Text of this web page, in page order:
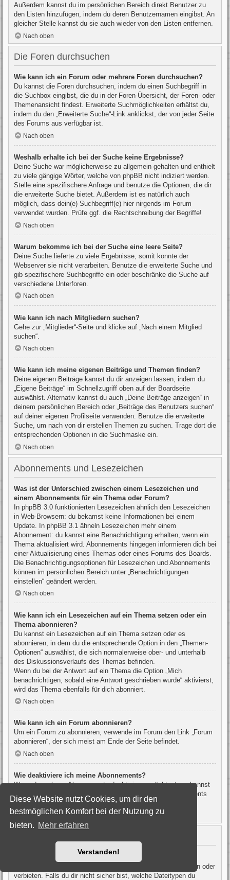
Diese Website nutzt Cookies, um dir den
bestmöglichen Komfort bei der Nutzung zu
bieten. Mehr erfahren
Verstanden!
Außerdem kannst du im persönlichen Bereich direkt Benutzer zu
den Listen hinzufügen, indem du deren Benutzernamen eingibst. An
gleicher Stelle kannst du sie auch wieder von den Listen entfernen.
Nach oben
Die Foren durchsuchen
Wie kann ich ein Forum oder mehrere Foren durchsuchen?
Du kannst die Foren durchsuchen, indem du einen Suchbegriff in
die Suchbox eingibst, die du in der Foren-Übersicht, der Foren- oder
Themenansicht findest. Erweiterte Suchmöglichkeiten erhältst du,
indem du den „Erweiterte Suche“-Link anklickst, der von jeder Seite
des Forums aus verfügbar ist.
Nach oben
Weshalb erhalte ich bei der Suche keine Ergebnisse?
Deine Suche war möglicherweise zu allgemein gehalten und enthielt
zu viele gängige Wörter, welche von phpBB nicht indiziert werden.
Stelle eine spezifischere Anfrage und benutze die Optionen, die dir
die erweiterte Suche bietet. Außerdem ist es natürlich auch
möglich, dass dein(e) Suchbegriff(e) hier nirgends im Forum
verwendet wurden. Prüfe ggf. die Rechtschreibung der Begriffe!
Nach oben
Warum bekomme ich bei der Suche eine leere Seite?
Deine Suche lieferte zu viele Ergebnisse, somit konnte der
Webserver sie nicht verarbeiten. Benutze die erweiterte Suche und
gib spezifischere Suchbegriffe ein oder beschränke die Suche auf
verschiedene Unterforen.
Nach oben
Wie kann ich nach Mitgliedern suchen?
Gehe zur „Mitglieder“-Seite und klicke auf „Nach einem Mitglied
suchen“.
Nach oben
Wie kann ich meine eigenen Beiträge und Themen finden?
Deine eigenen Beiträge kannst du dir anzeigen lassen, indem du
„Eigene Beiträge“ im Schnellzugriff oben auf der Boardseite
auswählst. Alternativ kannst du auch „Deine Beiträge anzeigen“ in
deinem persönlichen Bereich oder „Beiträge des Benutzers suchen“
auf deiner eigenen Profilseite verwenden. Benutze die erweiterte
Suche, um nach von dir erstellen Themen zu suchen. Trage dort die
entsprechenden Optionen in die Suchmaske ein.
Nach oben
Abonnements und Lesezeichen
Was ist der Unterschied zwischen einem Lesezeichen und
einem Abonnements für ein Thema oder Forum?
In phpBB 3.0 funktionierten Lesezeichen ähnlich den Lesezeichen
in Web-Browsern: du bekamst keine Informationen bei einem
Update. In phpBB 3.1 ähneln Lesezeichen mehr einem
Abonnement: du kannst eine Benachrichtigung erhalten, wenn ein
Thema aktualisiert wird. Abonnements hingegen informieren dich bei
einer Aktualisierung eines Themas oder eines Forums des Boards.
Die Benachrichtigungsoptionen für Lesezeichen und Abonnements
können im persönlichen Bereich unter „Benachrichtigungen
einstellen“ geändert werden.
Nach oben
Wie kann ich ein Lesezeichen auf ein Thema setzen oder ein
Thema abonnieren?
Du kannst ein Lesezeichen auf ein Thema setzen oder es
abonnieren, in dem du die entsprechende Option in den „Themen-
Optionen“ auswählst, die sich normalerweise ober- und unterhalb
des Diskussionsverlaufs des Themas befinden.
Wenn du bei der Antwort auf ein Thema die Option „Mich
benachrichtigen, sobald eine Antwort geschrieben wurde“ aktivierst,
wird das Thema ebenfalls für dich abonniert.
Nach oben
Wie kann ich ein Forum abonnieren?
Um ein Forum zu abonnieren, verwende im Forum den Link „Forum
abonnieren“, der sich meist am Ende der Seite befindet.
Nach oben
Wie deaktiviere ich meine Abonnements?
Wenn du mehrere Abonnements deaktivieren möchtest, so kannst
du dies im persönlichen Bereich unter „Einstieg“ – „Abonnements
verwalten“ machen.
Nach oben
Welche Dateianhänge sind in diesem Forum zulässig?
Die Board-Administration kann bestimmte Dateitypen zulassen oder
verbieten. Falls du dir nicht sicher bist, welche Dateitypen du